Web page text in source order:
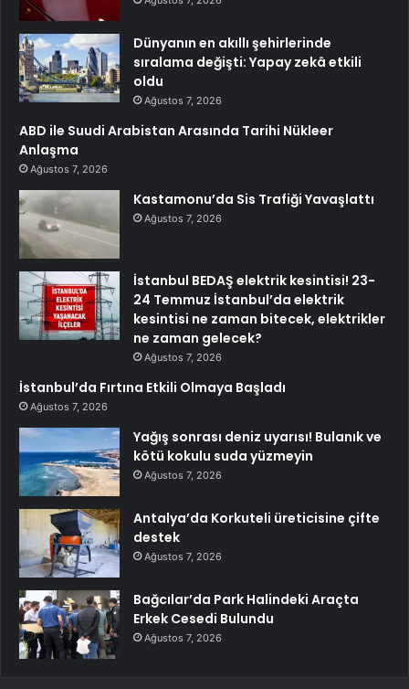
Dünyanın en akıllı şehirlerinde
sıralama değişti: Yapay zekâ etkili
oldu
Ağustos 7, 2026
ABD ile Suudi Arabistan Arasında Tarihi Nükleer
Anlaşma
Ağustos 7, 2026
Kastamonu’da Sis Trafiği Yavaşlattı
Ağustos 7, 2026
İstanbul BEDAŞ elektrik kesintisi! 23-
24 Temmuz İstanbul’da elektrik
kesintisi ne zaman bitecek, elektrikler
ne zaman gelecek?
Ağustos 7, 2026
İstanbul’da Fırtına Etkili Olmaya Başladı
Ağustos 7, 2026
Yağış sonrası deniz uyarısı! Bulanık ve
kötü kokulu suda yüzmeyin
Ağustos 7, 2026
Antalya’da Korkuteli üreticisine çifte
destek
Ağustos 7, 2026
Bağcılar’da Park Halindeki Araçta
Erkek Cesedi Bulundu
Ağustos 7, 2026